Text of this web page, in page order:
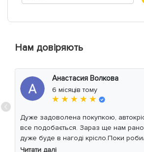
Нам довіряють
Анастасия Волкова
6 місяців тому
★ ★ ★ ★ ★
Дуже задоволена покупкою,
все подобається. Зараз ще нам
дуже буде в нагоді крісло.Поки
уважно читав інструкцію 😁
Читати далі